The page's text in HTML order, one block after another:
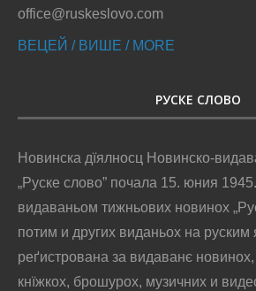
office@ruskeslovo.com
ВЕЦЕЙ / ВИШЕ / MORE
РУСКЕ СЛОВО
Новинска дїялносц Новинско-
„Руске слово” почала 15. юния
видаваньом тижньових новинох
потим и других виданьох на руским
реґистрована за видаванє
кнїжкох, брошурох, музичних и